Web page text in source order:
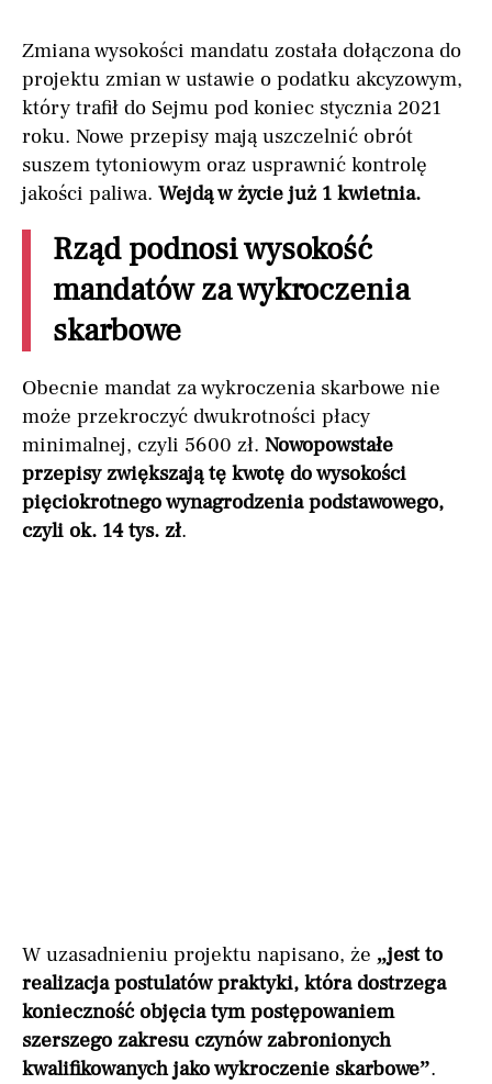
Zmiana wysokości mandatu została dołączona do
projektu zmian w ustawie o podatku akcyzowym,
który trafił do Sejmu pod koniec stycznia 2021
roku. Nowe przepisy mają uszczelnić obrót
suszem tytoniowym oraz usprawnić kontrolę
jakości paliwa. Wejdą w życie już 1 kwietnia.
Rząd podnosi wysokość
mandatów za wykroczenia
skarbowe
Obecnie mandat za wykroczenia skarbowe nie
może przekroczyć dwukrotności płacy
minimalnej, czyli 5600 zł. Nowopowstałe
przepisy zwiększają tę kwotę do wysokości
pięciokrotnego wynagrodzenia podstawowego,
czyli ok. 14 tys. zł.
W uzasadnieniu projektu napisano, że „jest to
realizacja postulatów praktyki, która dostrzega
konieczność objęcia tym postępowaniem
szerszego zakresu czynów zabronionych
kwalifikowanych jako wykroczenie skarbowe”.